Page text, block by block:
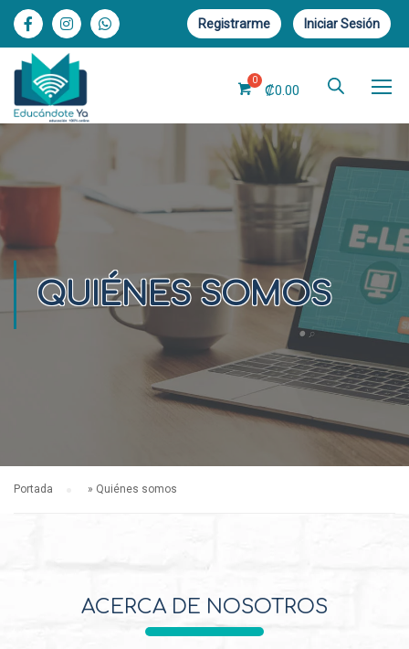
Registrarme Iniciar Sesión
₡0.00
QUIÉNES SOMOS
Portada » Quiénes somos
ACERCA DE NOSOTROS